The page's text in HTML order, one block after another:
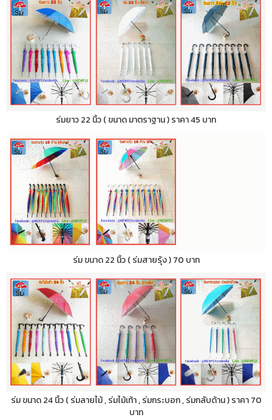
ร่มยาว 22 นิ้ว ( ขนาด มาตราฐาน ) ราคา 45 บาท
ร่ม ขนาด 22 นิ้ว ( ร่มสายรุ้ง ) 70 บาท
ร่ม ขนาด 24 นิ้ว ( ร่มลายไม้ , ร่มไม้เท้า , ร่มกระบอก , ร่มกลับด้าน ) ราคา 70
บาท